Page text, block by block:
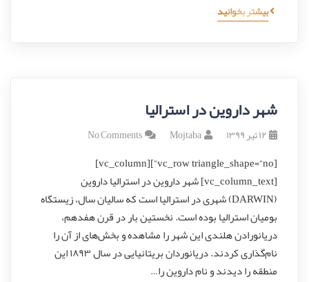
بیشتر بخوانید
شهر داروین در استرالیا
۱۲ تیر ۱۳۹۹ Mojtaba
No Comments
[vc_row triangle_shape=”no”][vc_column]
[vc_column_text] شهر داروین در استرالیا داروین
(DARWIN) شهری در استرالیا است که سالیان سال، زیستگاه
بومیان استرالیا بوده است. نخستین بار در قرن هفدهم،
دریانورادن هلندی این شهر را مشاهده و بخش‌های از آن را
نام‌گذاری کردند. دریانوردان بریتانیایی در سال ۱۸۹۳ این
منطقه را دیدند و نام داروین را…